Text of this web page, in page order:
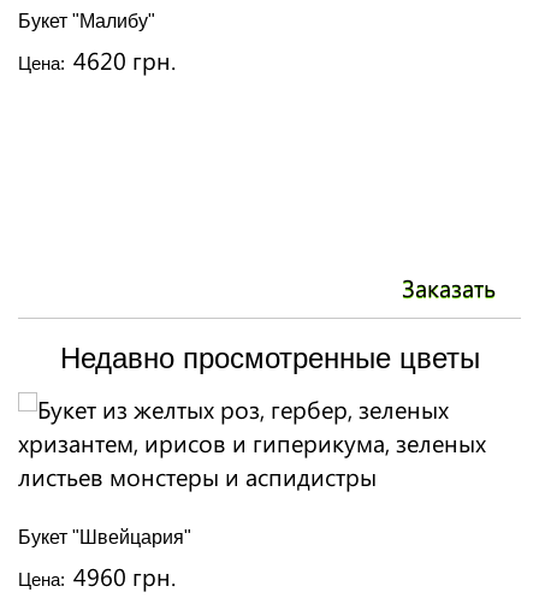
Букет "Малибу"
Цена: 4620 грн.
Заказать
Недавно просмотренные цветы
Букет "Швейцария"
Цена: 4960 грн.